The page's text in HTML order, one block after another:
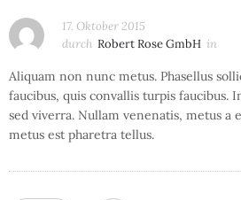
17. Oktober 2015
durch Robert Rose GmbH in
Aliquam non nunc metus. Phasellus
faucibus, quis convallis turpis faucibus.
sed viverra. Nullam venenatis, metus a
metus est pharetra tellus.